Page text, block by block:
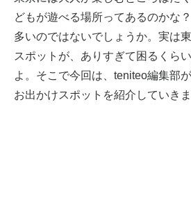
どもが遊べる場所ってあるのかな
多いのではないでしょうか。実は
スポットが、ありすぎて困るくら
よ。そこで今回は、teniteo編集部
お出かけスポットを紹介していきま